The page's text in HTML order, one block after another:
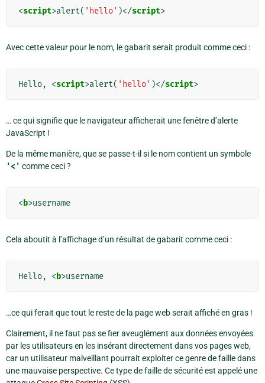
<script>alert( 'hello' )</script>
Avec cette valeur pour le nom, le gabarit serait produit comme ceci :
Hello, <script>alert( 'hello' )</script>
… ce qui signifie que le navigateur afficherait une fenêtre d’alerte
JavaScript !
De la même manière, que se passe-t-il si le nom contient un symbole
'<' comme ceci ?
<b>
Cela aboutit à l’affichage d’un résultat de gabarit comme ceci :
Hello, <b>
…ce qui ferait que tout le reste de la page web serait affiché en gras !
Clairement, il ne faut pas se fier aveuglément aux données envoyées
par les utilisateurs en les insérant directement dans vos pages web,
car un utilisateur malveillant pourrait exploiter ce genre de faille dans
une mauvaise perspective. Ce type de faille de sécurité est appelé une